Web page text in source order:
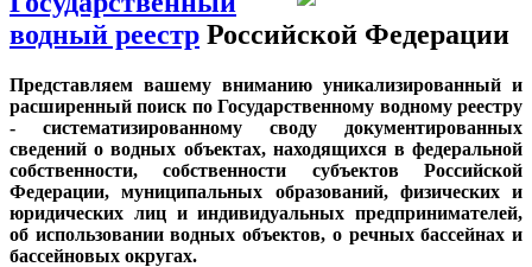
водный реестр Российской Федерации
Представляем вашему вниманию уникализированный и
расширенный поиск по Государственному водному реестру
- систематизированному своду документированных
сведений о водных объектах, находящихся в федеральной
собственности, собственности субъектов Российской
Федерации, муниципальных образований, физических и
юридических лиц и индивидуальных предпринимателей,
об использовании водных объектов, о речных бассейнах и
бассейновых округах.